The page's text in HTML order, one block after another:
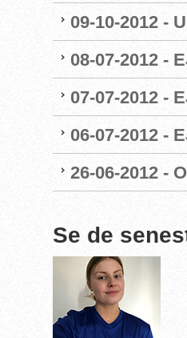
09-10-2012 -
08-07-2012 -
07-07-2012 -
06-07-2012 -
26-06-2012 -
Se de